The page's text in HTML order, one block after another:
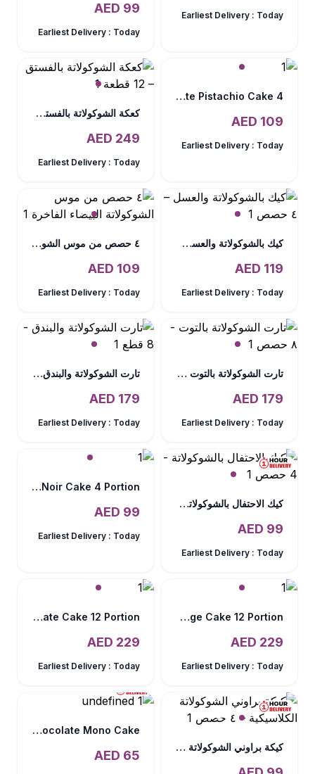
Earliest Delivery : Today
99
Earliest Delivery : Today
4 Portion Chocolate Pistachio Cake
109
Earliest Delivery : Today
كعكة الشوكولاتة بالفستق – 12 قطعة
249
Earliest Delivery : Today
كيك بالشوكولاتة والعسل – ٤ حصص
119
Earliest Delivery : Today
٤ حصص من موس الشوكولاتة البيضاء الفاخرة
109
Earliest Delivery : Today
تارت الشوكولاتة بالتوت - ٨ حصص
179
Earliest Delivery : Today
تارت الشوكولاتة والبندق - 8 قطع
179
Earliest Delivery : Today
كيك الاحتفال بالشوكولاتة - 4 حصص
99
Earliest Delivery : Today
Rose Noir Cake 4 Portion
99
Earliest Delivery : Today
Fudge Cake 12 Portion
229
Earliest Delivery : Today
Chocolate Cake 12 Portion
229
Earliest Delivery : Today
كيكة براوني الشوكولاتة الكلاسيكية – ٤ حصص
Chocolate Mono Cake
65